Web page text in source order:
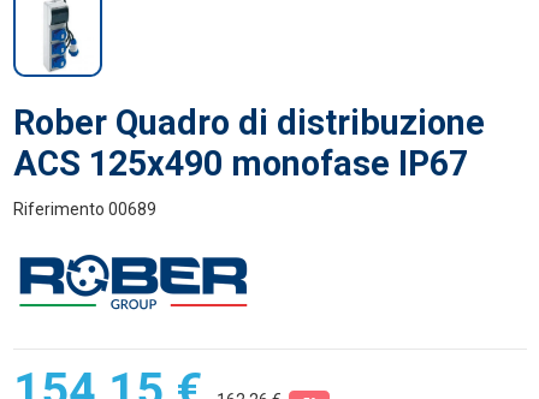
Rober Quadro di distribuzione
ACS 125x490 monofase IP67
Riferimento 00689